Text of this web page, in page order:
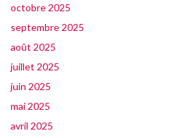
octobre 2025
septembre 2025
août 2025
juillet 2025
juin 2025
mai 2025
avril 2025